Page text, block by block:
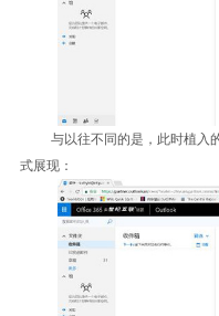
与以往不同的是，此时植入
式展现：